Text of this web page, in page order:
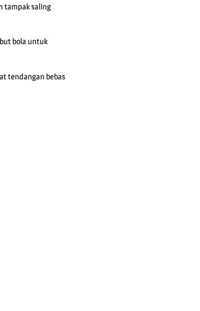
tampak saling
bola untuk
tendangan bebas